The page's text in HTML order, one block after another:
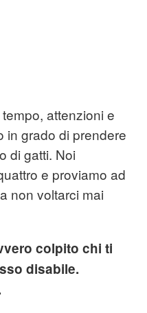
attenzioni e
in grado di prendere
di gatti. Noi
e proviamo ad
non voltarci mai
colpito chi ti
disabile.